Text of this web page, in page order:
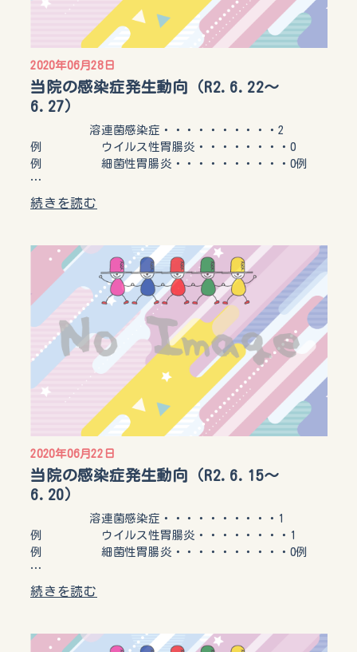
2020年06月28日
当院の感染症発生動向（R2.6.22～
6.27）
溶連菌感染症・・・・・・・・・・2
例 ウイルス性胃腸炎・・・・・・・・0
例 細菌性胃腸炎・・・・・・・・・・0例
…
続きを読む
2020年06月22日
当院の感染症発生動向（R2.6.15～
6.20）
溶連菌感染症・・・・・・・・・・1
例 ウイルス性胃腸炎・・・・・・・・1
例 細菌性胃腸炎・・・・・・・・・・0例
…
続きを読む